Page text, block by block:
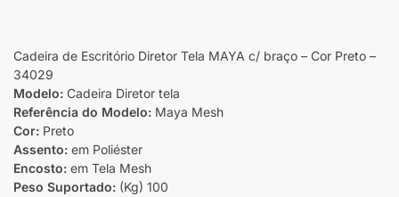
Cadeira de Escritório Diretor Tela MAYA c/ braço – Cor Preto –
34029
Modelo: Cadeira Diretor tela
Referência do Modelo: Maya Mesh
Cor: Preto
Assento: em Poliéster
Encosto: em Tela Mesh
Peso Suportado: (Kg) 100